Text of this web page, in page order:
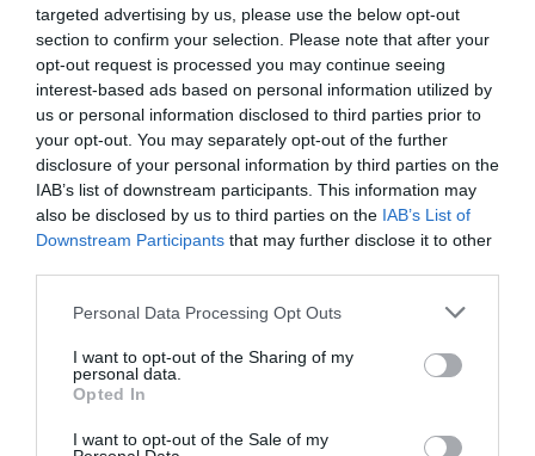
targeted advertising by us, please use the below opt-out
section to confirm your selection. Please note that after your
opt-out request is processed you may continue seeing
interest-based ads based on personal information utilized by
us or personal information disclosed to third parties prior to
your opt-out. You may separately opt-out of the further
disclosure of your personal information by third parties on the
IAB’s list of downstream participants. This information may
also be disclosed by us to third parties on the IAB’s List of
Downstream Participants that may further disclose it to other
Personal Data Processing Opt Outs
I want to opt-out of the Sharing of my
personal data.
Opted In
I want to opt-out of the Sale of my
Mokslininkai rado sąsają tarp
šaltų žiemų ir saulės aktyvumo
Pietų ašigalyje rekordiškai
pakilusi temperatūra
Chronišką nuovargį gali sukelti virusas
Švedijos mokslininkai
prognozuoja labai šaltą žiemą
Genetiškai modifikuoti augalai sintetina
plastmasei gaminti reikalingus
užtemimas
Pentagono užsakymu kuriamas